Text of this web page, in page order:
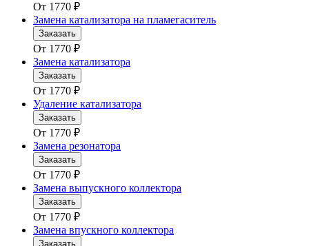
От 1770 ₽
Замена катализатора на пламегаситель
Заказать
От 1770 ₽
Замена катализатора
Заказать
От 1770 ₽
Удаление катализатора
Заказать
От 1770 ₽
Замена резонатора
Заказать
От 1770 ₽
Замена выпускного коллектора
Заказать
От 1770 ₽
Замена впускного коллектора
Заказать